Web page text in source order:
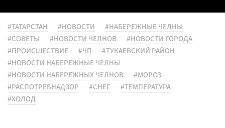
#ТАТАРСТАН #НОВОСТИ
#НАБЕРЕЖНЫЕ ЧЕЛНЫ
#СОВЕТЫ
#НОВОСТИ ЧЕЛНОВ
#НОВОСТИ ГОРОДА
#ПРОИСШЕСТВИЕ
#ЧП
#ТУКАЕВСКИЙ РАЙОН
#НОВОСТИ НАБЕРЕЖНЫЕ ЧЕЛНЫ
#НОВОСТИ НАБЕРЕЖНЫХ ЧЕЛНОВ
#МОРОЗ
#РАСПОТРЕБНАДЗОР
#СНЕГ
#ТЕМПЕРАТУРА
#ХОЛОД